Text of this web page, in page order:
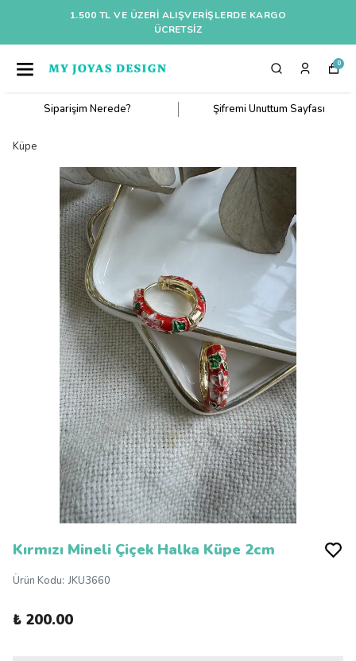
1.500 TL VE ÜZERI ALIŞVERIŞLERDE KARGO
ÜCRETSİZ
0
Siparişim Nerede? Şifremi Unuttum Sayfası
Küpe
Kırmızı Mineli Çiçek Halka Küpe 2cm
Ürün Kodu: JKU3660
₺ 200.00